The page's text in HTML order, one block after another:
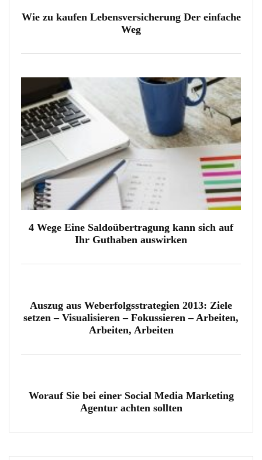
Wie zu kaufen Lebensversicherung Der einfache
Weg
4 Wege Eine Saldoübertragung kann sich auf
Ihr Guthaben auswirken
Auszug aus Weberfolgsstrategien 2013: Ziele
setzen – Visualisieren – Fokussieren – Arbeiten,
Arbeiten, Arbeiten
Worauf Sie bei einer Social Media Marketing
Agentur achten sollten